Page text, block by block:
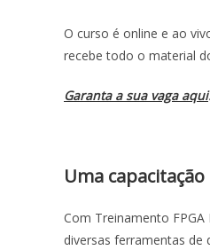
O curso é online e ao
recebe todo o material
Garanta a sua vaga aqui
Uma
Com Treinamento
diversas ferramentas de